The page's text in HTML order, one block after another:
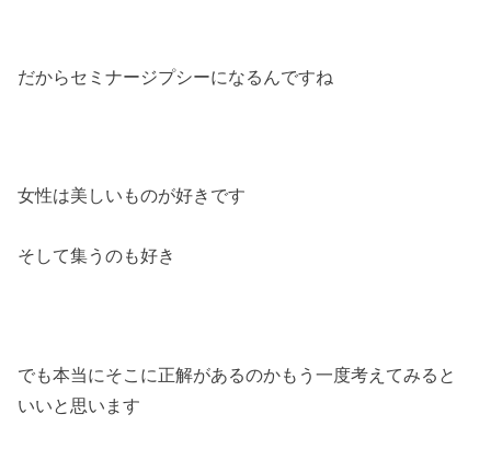
だからセミナージプシーになるんですね
女性は美しいものが好きです
そして集うのも好き
でも本当にそこに正解があるのかもう一度考えてみると
いいと思います